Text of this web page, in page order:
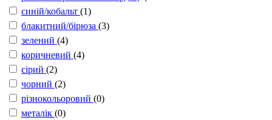
синій/кобальт (1)
блакитний/бірюза (3)
зелений (4)
коричневий (4)
сірий (2)
чорний (2)
різнокольоровий (0)
металік (0)